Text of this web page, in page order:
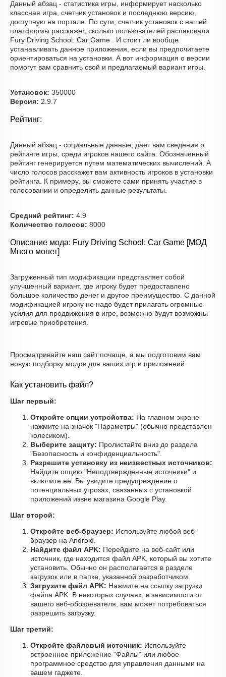
Данный абзац - статистика игры, информирует насколько
классная игра, счетчик установок и последнюю версию,
доступную на портале. По сути, счетчик установок с нашей
платформы расскажет, сколько пользователей распаковали
Fury Driving School: Car Game . И стоит ли вообще
устанавливать данное приложения, если вы предпочитаете
ориентироваться на установки. А вот информация о версии
помогут вам сравнить свой и предлагаемый вариант игры.
Установок: 350000
Версия: 2.9.7
Рейтинг:
Данный абзац - социальные данные, дает вам сведения о
рейтинге игры, среди игроков нашего сайта. Обозначенный
рейтинг генерируется путем математических вычислений. А
число голосов расскажет вам активность игроков в установки
рейтинга. К примеру, вы сможете сами принять участие в
голосовании и определить данные результаты.
Средний рейтинг: 4.9
Количество голосов: 8000
Описание мода: Fury Driving School: Car Game [МОД
Много монет]
Загруженный тип модификации представляет собой
улучшенный вариант, где игроку будет предоставлено
большое количество денег и другое преимущество. С данной
модификацией игроку не надо будет прилагать огромные
усилия для продвижения в игре, возможно будут возможны
игровые приобретения.
Просматривайте наш сайт почаще, а мы подготовим вам
новую подборку модов для ваших игр и приложений.
Как установить файл?
Шаг первый:
Откройте опции устройства: На главном экране
нажмите на значок "Параметры" (обычно представлен
колесиком).
Выберите защиту: Пролистайте вниз до раздела
"Безопасность и конфиденциальность".
Разрешите установку из неизвестных источников:
Найдите опцию "Неподтвержденные источники" и
включите её. Вы увидите предупреждение о
потенциальных угрозах, связанных с установкой
приложений извне магазина Google Play.
Шаг второй:
Откройте веб-браузер: Используйте любой веб-
браузер на Android.
Найдите файл APK: Перейдите на веб-сайт или
источник, где находится файл APK, который вы хотите
установить. Обычно он располагается в разделе
загрузок или в папке, указанной разработчиком.
Загрузите файл APK: Нажмите на ссылку загрузки
файла APK. В некоторых случаях, в зависимости от
вашего веб-обозревателя, вам может потребоваться
разрешить загрузку.
Шаг третий:
Откройте файловый источник: Используйте
встроенное приложение "Файлы" или любое
программное средство для управления данными на
вашем гаджете.